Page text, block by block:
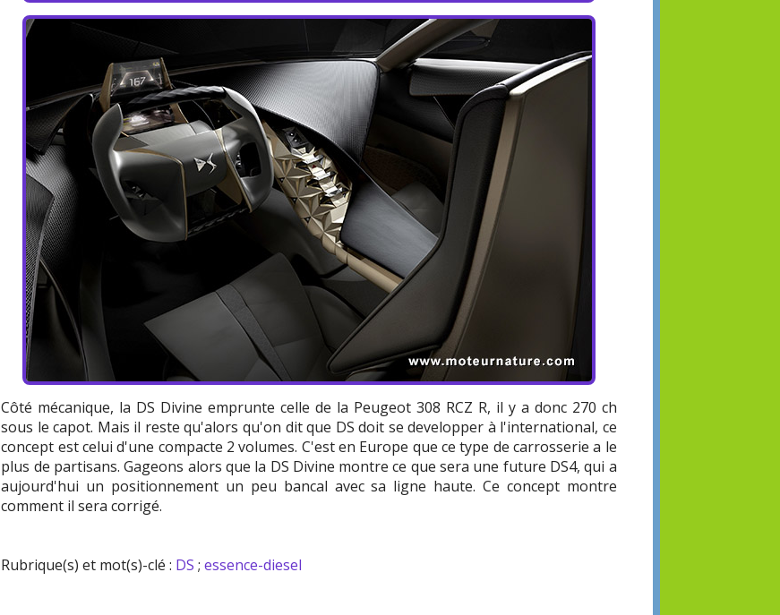
Côté mécanique, la DS Divine emprunte celle de la Peugeot 308 RCZ R, il y a donc 270 ch
sous le capot. Mais il reste qu'alors qu'on dit que DS doit se developper à l'international, ce
concept est celui d'une compacte 2 volumes. C'est en Europe que ce type de carrosserie a le
plus de partisans. Gageons alors que la DS Divine montre ce que sera une future DS4, qui a
aujourd'hui un positionnement un peu bancal avec sa ligne haute. Ce concept montre
comment il sera corrigé.
Rubrique(s) et mot(s)-clé : DS ;essence-diesel